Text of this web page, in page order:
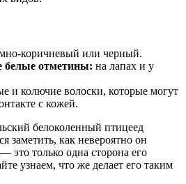
коричневый или черный.
белые отметины: на лапах и у
и колючие волоски, которые могут
с кожей.
белоколенный птицеед
заметить, как невероятно он
это только одна сторона его
узнаем, что же делает его таким